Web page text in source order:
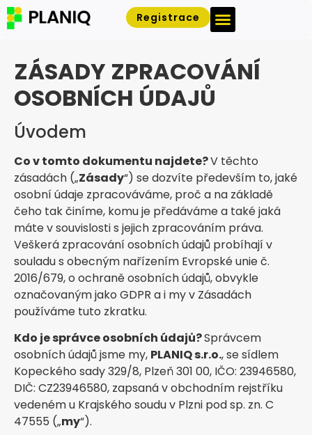
Registrace
ZÁSADY ZPRACOVÁNÍ
OSOBNÍCH ÚDAJŮ
Úvodem
Co v tomto dokumentu najdete?V těchto
zásadách („Zásady“) se dozvíte především to, jaké
osobní údaje zpracováváme, proč a na základě
čeho tak činíme, komu je předáváme a také jaká
máte v souvislosti s jejich zpracováním práva.
Veškerá zpracování osobních údajů probíhají v
souladu s obecným nařízením Evropské unie č.
2016/679, o ochraně osobních údajů, obvykle
označovaným jako GDPR a i my v Zásadách
používáme tuto zkratku.
Kdo je správce osobních údajů?Správcem
osobních údajů jsme my, PLANIQ s.r.o., se sídlem
Kopeckého sady 329/8, Plzeň 301 00, IČO: 23946580,
DIČ: CZ23946580, zapsaná v obchodním rejstříku
vedeném u Krajského soudu v Plzni pod sp. zn. C
47555 („my“).